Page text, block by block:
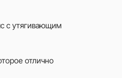
с утягивающим
отлично